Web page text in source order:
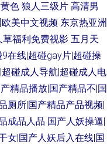
色 狼人三级片 高清男
美中文视频 东京热亚洲
草福利免费视影 五月天
在线|超碰gay片|超碰操
碰成人导航|超碰成人电
精品播放|国产精品不|国
厕所|国产精品产品视频|
成品人品 国产人妖操逼|
女|国产人妖后入在线|国